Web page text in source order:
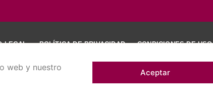
web y nuestro
Aceptar
LEGAL POLÍTICA DE PRIVACIDAD CONDICIONES DE USO